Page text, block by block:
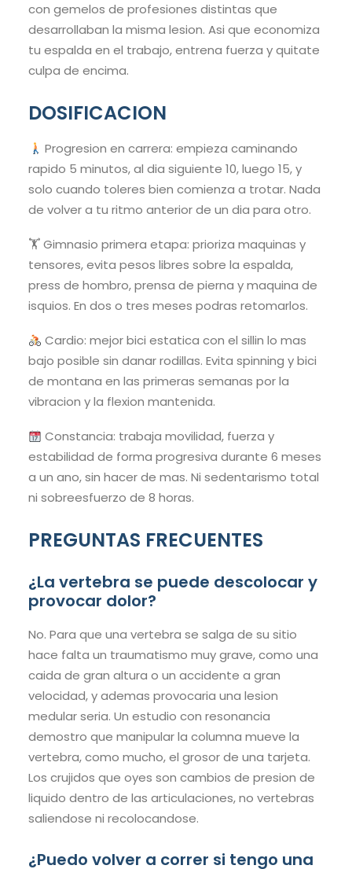
con gemelos de profesiones distintas que
desarrollaban la misma lesion. Asi que economiza
tu espalda en el trabajo, entrena fuerza y quitate
culpa de encima.
DOSIFICACION
Progresion en carrera: empieza caminando
rapido 5 minutos, al dia siguiente 10, luego 15, y
solo cuando toleres bien comienza a trotar. Nada
de volver a tu ritmo anterior de un dia para otro.
🏋️ Gimnasio primera etapa: prioriza maquinas y
tensores, evita pesos libres sobre la espalda,
press de hombro, prensa de pierna y maquina de
isquios. En dos o tres meses podras retomarlos.
Cardio: mejor bici estatica con el sillin lo mas
bajo posible sin danar rodillas. Evita spinning y bici
de montana en las primeras semanas por la
vibracion y la flexion mantenida.
Constancia: trabaja movilidad, fuerza y
estabilidad de forma progresiva durante 6 meses
a un ano, sin hacer de mas. Ni sedentarismo total
ni sobreesfuerzo de 8 horas.
PREGUNTAS FRECUENTES
¿La vertebra se puede descolocar y
provocar dolor?
No. Para que una vertebra se salga de su sitio
hace falta un traumatismo muy grave, como una
caida de gran altura o un accidente a gran
velocidad, y ademas provocaria una lesion
medular seria. Un estudio con resonancia
demostro que manipular la columna mueve la
vertebra, como mucho, el grosor de una tarjeta.
Los crujidos que oyes son cambios de presion de
liquido dentro de las articulaciones, no vertebras
saliendose ni recolocandose.
¿Puedo volver a correr si tengo una